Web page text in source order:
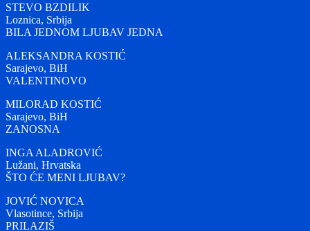
STEVO BZDILIK
Loznica, Srbija
BILA JEDNOM LJUBAV JEDNA
ALEKSANDRA KOSTIĆ
Sarajevo, BiH
VALENTINOVO
MILORAD KOSTIĆ
Sarajevo, BiH
ZANOSNA
INGA ALADROVIĆ
Lužani, Hrvatska
ŠTO ĆE MENI LJUBAV?
JOVIĆ NOVICA
Vlasotince, Srbija
PRILAZIŠ